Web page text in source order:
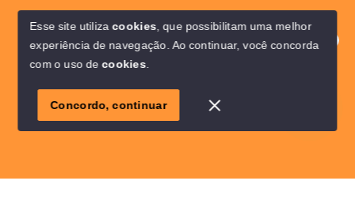
Olá! Estamos disponíveis para te ajudar.
Esse site utilizacookies , que possibilitam uma melhor
experiência de navegação. Ao continuar, você concorda
com o uso decookies
Concordo, continuar